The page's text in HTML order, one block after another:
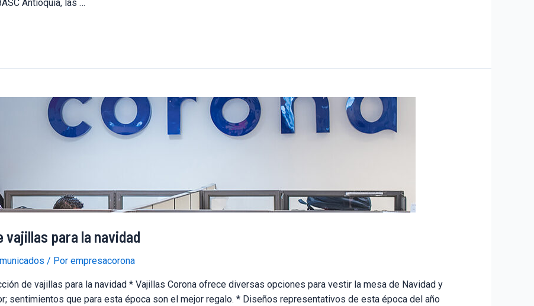
Antioquia, las …
para la navidad
/ Por empresacorona
de vajillas para la navidad * Vajillas Corona ofrece diversas opciones para vestir la mesa de Navidad y
sentimientos que para esta época son el mejor regalo. * Diseños representativos de esta época del año